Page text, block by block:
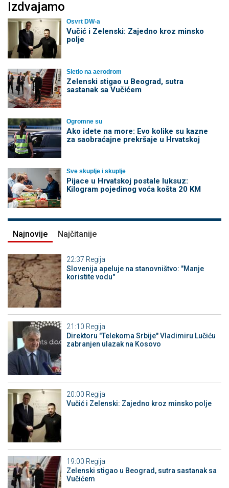
Izdvajamo
Osvrt DW-a
Vučić i Zelenski: Zajedno kroz minsko
polje
Sletio na aerodrom
Zelenski stigao u Beograd, sutra
sastanak sa Vučićem
Ogromne su
Ako idete na more: Evo kolike su kazne
za saobraćajne prekršaje u Hrvatskoj
Sve skuplje i skuplje
Pijace u Hrvatskoj postale luksuz:
Kilogram pojedinog voća košta 20 KM
Najnovije Najčitanije
22:37 Regija
Slovenija apeluje na stanovništvo: "Manje
koristite vodu"
21:10 Regija
Direktoru "Telekoma Srbije" Vladimiru Lučiću
zabranjen ulazak na Kosovo
20:00 Regija
Vučić i Zelenski: Zajedno kroz minsko polje
19:00 Regija
Zelenski stigao u Beograd, sutra sastanak sa
Vučićem